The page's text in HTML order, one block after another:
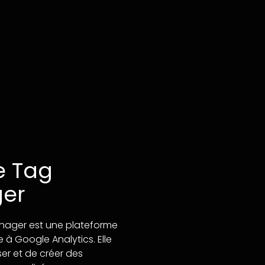
Tag
est une plateforme
Google Analytics. Elle
et de créer des